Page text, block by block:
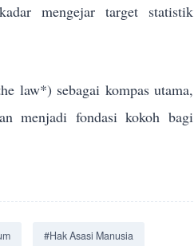
mengejar target statistik
law*) sebagai kompas utama,
menjadi fondasi kokoh bagi
#Hak Asasi Manusia